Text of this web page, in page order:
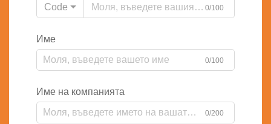
Code
0/100
Име
0/100
Име на компанията
0/200